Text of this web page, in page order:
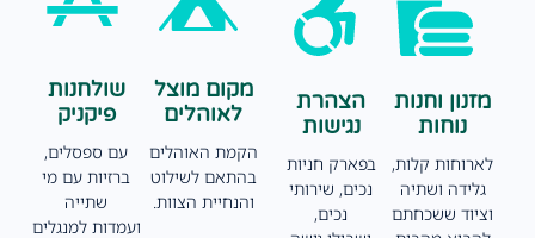
מזנון וחנות
נוחות
לארוחות קלות,
גלידה ושתיה
וציוד ששכחתם
הצהרת
נגישות
בפארק חניות
נכים, שירותי
נכים,
מקום מוצל
לאוהלים
הקמת האוהלים
בהתאם לשילוט
והנחיית הצוות.
שולחנות
פיקניק
עם ספסלים,
ברזיות עם מי
שתייה
ועמדות למנגלים